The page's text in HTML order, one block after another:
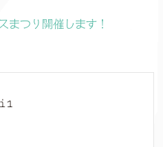
まつり開催します！